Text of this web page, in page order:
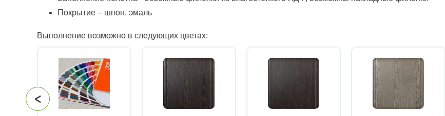
Покрытие – шпон, эмаль
Выполнение возможно в следующих цветах: